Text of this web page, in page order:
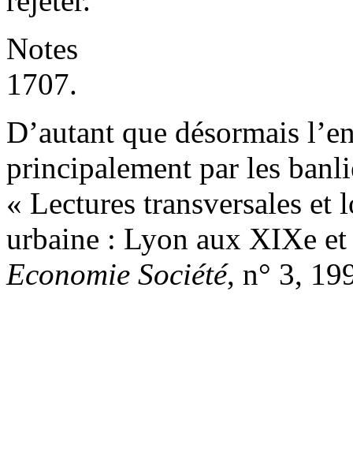
Notes
1707.
D’autant que désormais
principalement par les
« Lectures transversales et
urbaine : Lyon aux XIXe
Economie Société, n° 3,